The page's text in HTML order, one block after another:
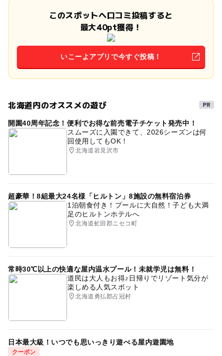
このスポットへ口コミ投稿すると
最大40pt獲得！
いこーよアプリで今すぐ投稿！
北海道内のオススメの遊び
開園40周年記念！便利でお得な前売電子チケット発売中！
スムーズに入園できて、2026シーズンは何
回使用してもOK！
北海道岩見沢市
超豪華！8組最大24名様「ヒルトン」8施設の無料宿泊券
1泊朝食付き！プールに大自然！子ども大満
足のヒルトンホテルへ
北海道虻田郡ニセコ町
常時30℃以上の快適な屋内温水プール！未就学児は無料！
道民は大人もお得♪日帰りでリゾート気分が
楽しめる人気スポット
北海道勇払郡占冠村
日本最大級！いつでも思いっきり遊べる屋内遊園地
クーポン